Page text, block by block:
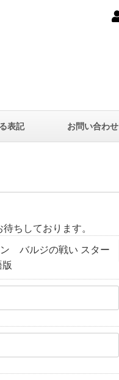
表記 お問い合わせ
ちしております。
バルジの戦い スター